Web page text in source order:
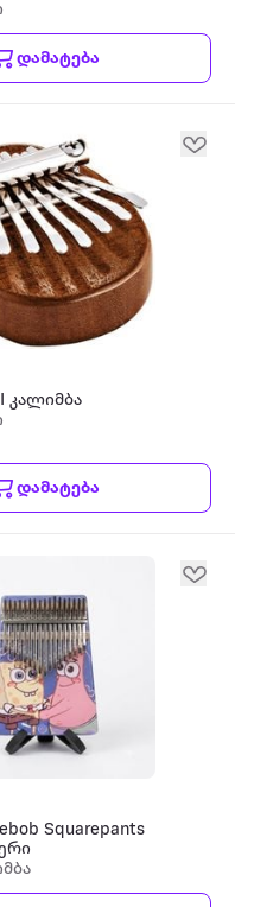
დამატება
კალიმბა
დამატება
Squarepants